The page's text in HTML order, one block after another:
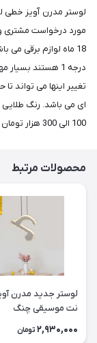
لوستر مدرن آویز خطی
درجه 1 هستند
تغییر اینها می تواند
ای می باشد. رنگ
100 الی 300 هزار تومان گرانتر می باشد.
محصولات مرتبط
لوستر جدید مدرن
نت موسیقی چنگ
2,930,000 تومان